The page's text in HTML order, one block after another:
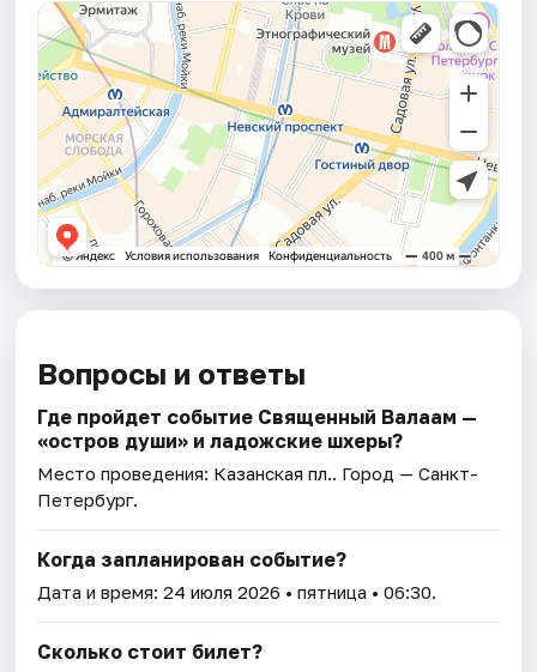
Вопросы и ответы
Где пройдет событие Священный Валаам —
«остров души» и ладожские шхеры?
Место проведения: Казанская пл.. Город — Санкт-
Петербург.
Когда запланирован событие?
Дата и время:24 июля 2026 • пятница • 06:30.
Сколько стоит билет?